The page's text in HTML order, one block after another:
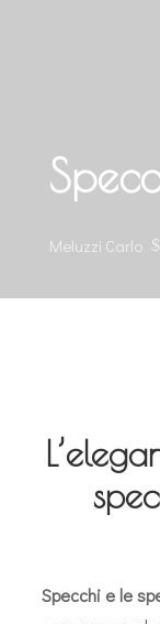
Meluzzi Carlo $
Specchi e le